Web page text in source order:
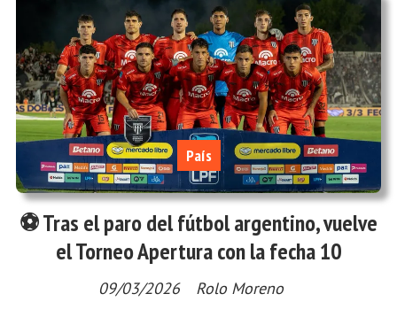
⚽ Tras el paro del fútbol argentino, vuelve
el Torneo Apertura con la fecha 10
Rolo Moreno
País
09/03/2026